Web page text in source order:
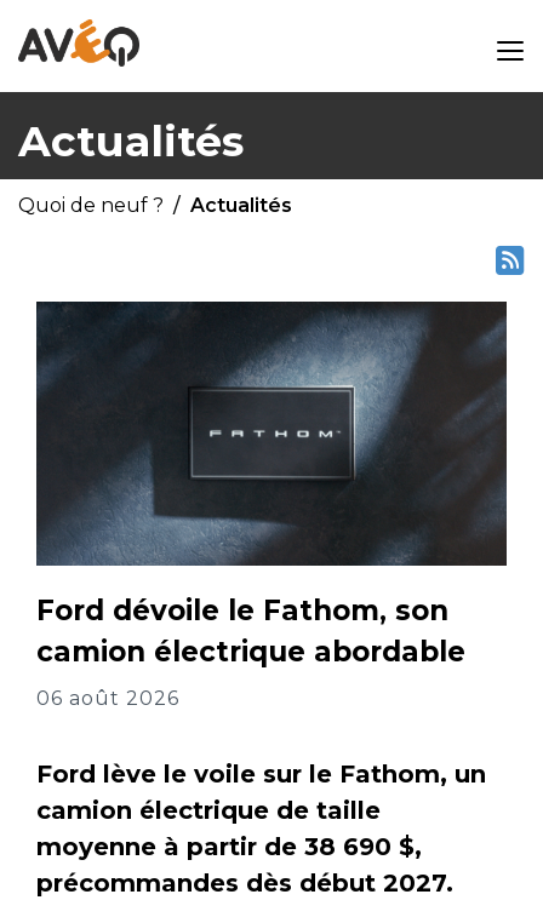
Actualités
Quoi de neuf ? Actualités
Ford dévoile le Fathom, son
camion électrique abordable
06 août 2026
Ford lève le voile sur le Fathom, un
camion électrique de taille
moyenne à partir de 38 690 $,
précommandes dès début 2027.